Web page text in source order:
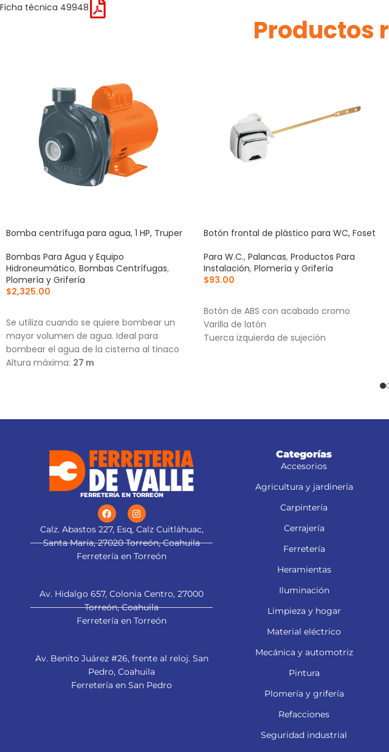
Ficha técnica 49948
Productos
Bomba centrífuga para agua, 1 HP, Truper
Bombas Para Agua y Equipo
Hidroneumático, Bombas Centrífugas,
Plomería y Grifería
$2,325.00
Se utiliza cuando se quiere bombear un
mayor volumen de agua. Ideal para
bombear el agua de la cisterna al tinaco
Altura máxima: 27 m
Botón frontal de plástico para WC, Foset
Para W.C., Palancas, Productos Para
Instalación, Plomería y Grifería
$93.00
Botón de ABS con acabado cromo
Varilla de latón
Tuerca izquierda de sujeción
FERRETERÍA EN TORREÓN
Calz. Abastos 227, Esq, Calz Cuitláhuac,
Santa María, 27020 Torreón, Coahuila
Ferretería en Torreón
Av. Hidalgo 657, Colonia Centro, 27000
Torreón, Coahuila
Ferretería en Torreón
Av. Benito Juárez #26, frente al reloj. San
Pedro, Coahuila
Ferretería en San Pedro
Categorías
Accesorios
Agricultura y jardinería
Carpintería
Cerrajería
Ferretería
Heramientas
Iluminación
Limpieza y hogar
Material eléctrico
Mecánica y automotriz
Pintura
Plomería y grifería
Refacciones
Seguridad industrial